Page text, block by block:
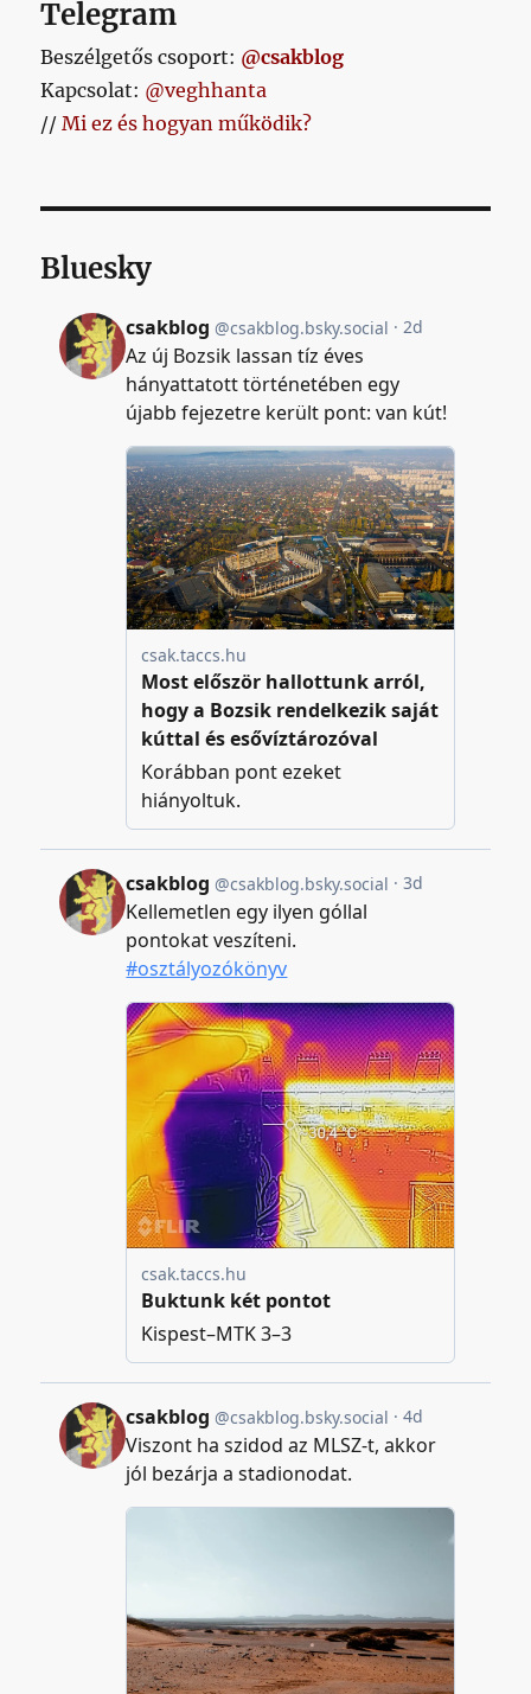
Telegram
Beszélgetős csoport: @csakblog
Kapcsolat: @veghhanta
//Mi ez és hogyan működik?
Bluesky